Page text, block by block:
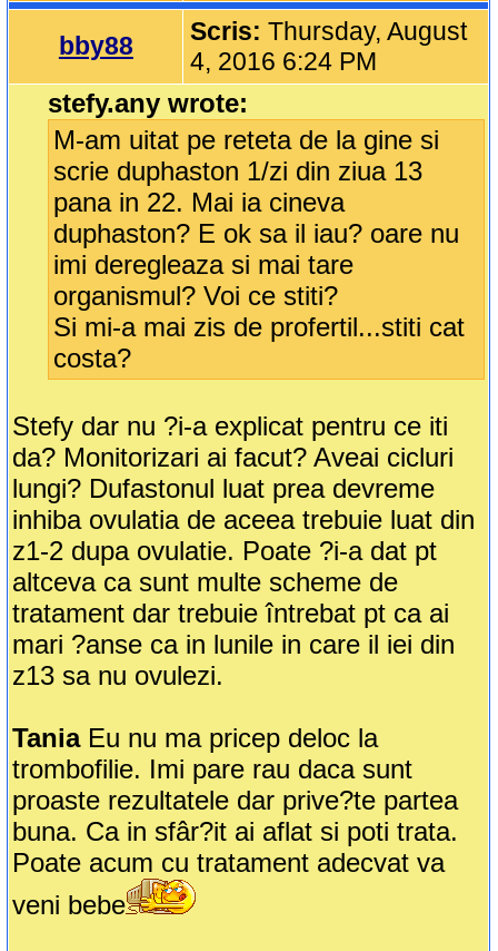
bby88 Scris:Thursday, August
4, 2016 6:24 PM
stefy.any wrote:
M-am uitat pe reteta de la gine si
scrie duphaston 1/zi din ziua 13
pana in 22. Mai ia cineva
duphaston? E ok sa il iau? oare nu
imi deregleaza si mai tare
organismul? Voi ce stiti?
Si mi-a mai zis de profertil...stiti cat
costa?
Stefy dar nu ?i-a explicat pentru ce iti
da? Monitorizari ai facut? Aveai cicluri
lungi? Dufastonul luat prea devreme
inhiba ovulatia de aceea trebuie luat din
z1-2 dupa ovulatie. Poate ?i-a dat pt
altceva ca sunt multe scheme de
tratament dar trebuie întrebat pt ca ai
mari ?anse ca in lunile in care il iei din
z13 sa nu ovulezi.
TaniaEu nu ma pricep deloc la
trombofilie. Imi pare rau daca sunt
proaste rezultatele dar prive?te partea
buna. Ca in sfâr?it ai aflat si poti trata.
Poate acum cu tratament adecvat va
veni bebe